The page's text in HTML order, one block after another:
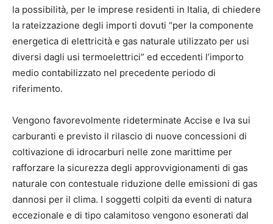
la possibilità, per le imprese residenti in Italia, di chiedere
la rateizzazione degli importi dovuti “per la componente
energetica di elettricità e gas naturale utilizzato per usi
diversi dagli usi termoelettrici” ed eccedenti l’importo
medio contabilizzato nel precedente periodo di
riferimento.
Vengono favorevolmente rideterminate Accise e Iva sui
carburanti e previsto il rilascio di nuove concessioni di
coltivazione di idrocarburi nelle zone marittime per
rafforzare la sicurezza degli approvvigionamenti di gas
naturale con contestuale riduzione delle emissioni di gas
dannosi per il clima. I soggetti colpiti da eventi di natura
eccezionale e di tipo calamitoso vengono esonerati dal